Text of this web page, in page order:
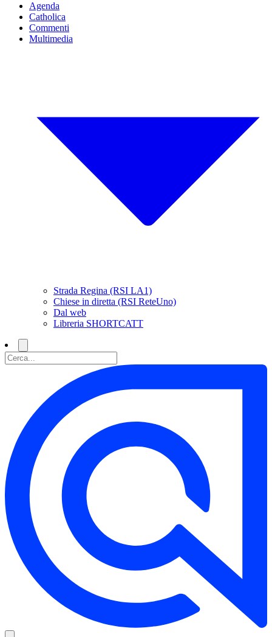
Agenda
Catholica
Commenti
Multimedia
Strada Regina (RSI LA1)
Chiese in diretta (RSI ReteUno)
Dal web
Libreria SHORTCATT